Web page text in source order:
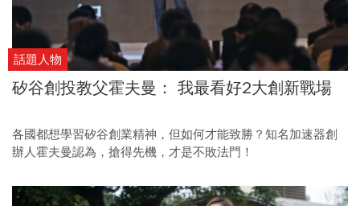
話題人物
矽谷創投教父霍夫曼： 我最看好2大創新戰場
各國都想學習矽谷創業精神，但如何才能致勝？知名加速器創
辦人霍夫曼認為，搶得先機，才是不敗法門！